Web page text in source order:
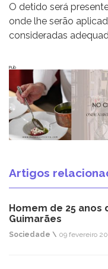
O detido será
onde lhe serão
consideradas
Pub
Artigos
Homem de 25
Guimarães
Sociedade \ 09 fevereiro